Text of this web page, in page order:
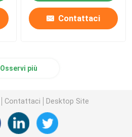
Contattaci
Osservi più
Contattaci Desktop Site